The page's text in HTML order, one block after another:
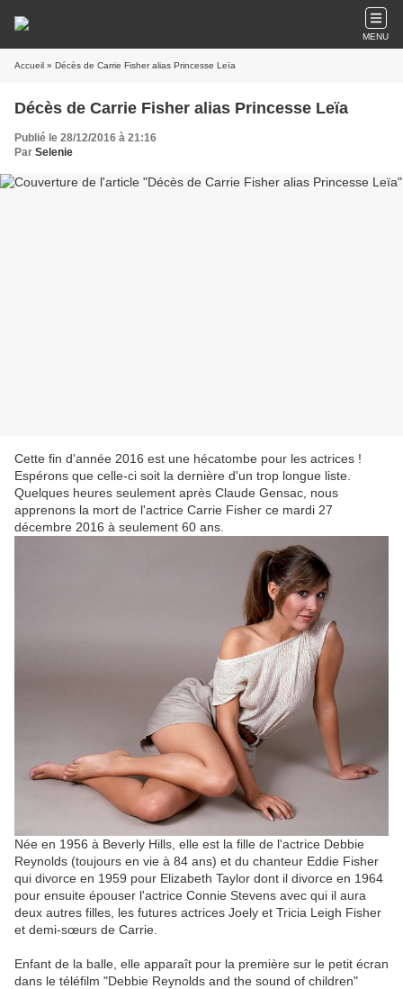
MENU
Accueil » Décès de Carrie Fisher alias Princesse Leïa
Décès de Carrie Fisher alias Princesse Leïa
Publié le 28/12/2016 à 21:16
Par Selenie
Cette fin d'année 2016 est une hécatombe pour les actrices !
Espérons que celle-ci soit la dernière d'un trop longue liste.
Quelques heures seulement après Claude Gensac, nous
apprenons la mort de l'actrice Carrie Fisher ce mardi 27
décembre 2016 à seulement 60 ans.
Née en 1956 à Beverly Hills, elle est la fille de l'actrice Debbie
Reynolds (toujours en vie à 84 ans) et du chanteur Eddie Fisher
qui divorce en 1959 pour Elizabeth Taylor dont il divorce en 1964
pour ensuite épouser l'actrice Connie Stevens avec qui il aura
deux autres filles, les futures actrices Joely et Tricia Leigh Fisher
et demi-sœurs de Carrie.
Enfant de la balle, elle apparaît pour la première sur le petit écran
dans le téléfilm "Debbie Reynolds and the sound of children"